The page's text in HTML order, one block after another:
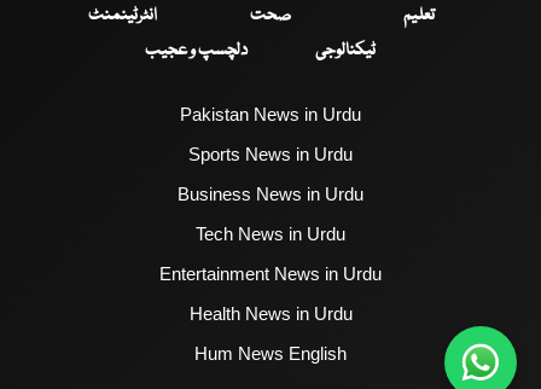
تعلیم
صحت
انٹرٹینمنٹ
ٹیکنالوجی
دلچسپ و عجیب
Pakistan News in Urdu
Sports News in Urdu
Business News in Urdu
Tech News in Urdu
Entertainment News in Urdu
Health News in Urdu
Hum News English